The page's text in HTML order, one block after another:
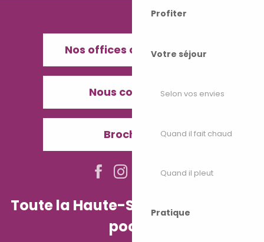
Profiter
Votre séjour
Selon vos envies
Quand il fait chaud
Quand il pleut
Pratique
Nos offices de Tourisme
Nous contacter
Brochures
Toute la Haute-Saône dans votre
poche